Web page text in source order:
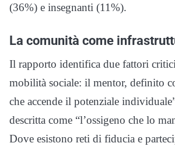
(36%) e insegnanti (11%).
La comunità come
Il rapporto identifica due fattori
mobilità sociale: il mentor, definito
che accende il potenziale
descritta come “l’ossigeno che lo
Dove esistono reti di fiducia e